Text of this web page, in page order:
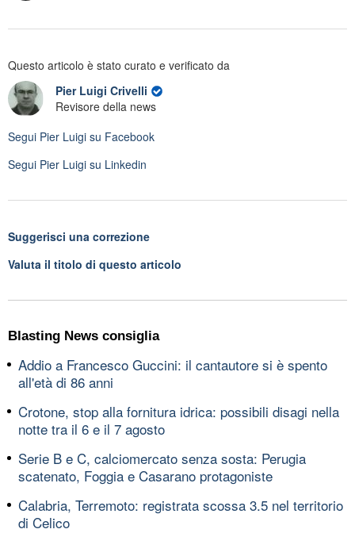
Questo articolo è stato curato e verificato da
Pier Luigi Crivelli
Revisore della news
Segui Pier Luigi su Facebook
Segui Pier Luigi su Linkedin
Suggerisci una correzione
Valuta il titolo di questo articolo
Blasting News consiglia
Addio a Francesco Guccini: il cantautore si è spento
all'età di 86 anni
Crotone, stop alla fornitura idrica: possibili disagi nella
notte tra il 6 e il 7 agosto
Serie B e C, calciomercato senza sosta: Perugia
scatenato, Foggia e Casarano protagoniste
Calabria, Terremoto: registrata scossa 3.5 nel territorio
di Celico